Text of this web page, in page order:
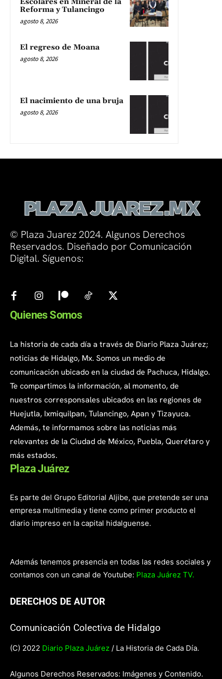
Reforma y Tulancingo
agosto 8, 2026
El regreso de Moana
agosto 8, 2026
El nacimiento de una bruja
agosto 8, 2026
© Plaza Juarez 2024. Algunos Derechos
Reservados. Diseñado por Comunicación
Digital. Síguenos:
Quienes Somos
La historia de cada día a través de Diario Plaza Juárez;
noticias de Hidalgo, Mx. Somos un medio de
comunicación ubicado en la ciudad de Pachuca, Hidalgo.
Te compartimos la información, al momento, de
nuestros corresponsales ubicados en las regiones de
Huejutla, Ixmiquilpan, Tulancingo, Apan y Tizayuca.
Además, te informamos sobre las noticias más
relevantes de la Ciudad de México, Puebla, Querétaro y
más estados.
Plaza Juárez
Es parte del Grupo Editorial Aljibe, que pretende ser una
empresa multimedia y tiene como primer producto el
diario impreso en la capital hidalguense.
Además tenemos presencia en todas las redes sociales y
contamos con un canal de Youtube: Plaza Juárez TV.
DERECHOS DE AUTOR
Comunicación Colectiva de Hidalgo
(C) 2022 Diario Plaza Juárez / La Historia de Cada Día.
Algunos Derechos Reservados: Imágenes y Contenido.